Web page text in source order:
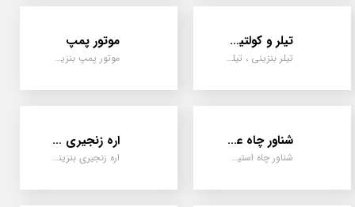
تیلر و کولتیواتور
تیلر بنزینی ، تیلر دیزل، تیلر چهار چرخ، تیلر مزرعه و کشاورزی
موتور پمپ
موتور پمپ بنزینی، دیزلی، نفتی ، یک اینچ به بالا
شناور چاه عمیق
شناور چاه استیل ، تک فاز و سه فاز، یک اینچ به بالا
اره زنجیری / علفتراش
اره زنجیری بنزینی ، علفتراش دو زمانه و چهار زمانه ، دوشی و پشتی